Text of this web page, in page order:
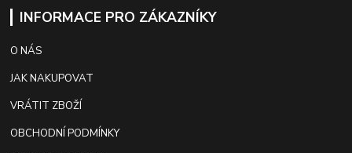
INFORMACE PRO ZÁKAZNÍKY
O NÁS
JAK NAKUPOVAT
VRÁTIT ZBOŽÍ
OBCHODNÍ PODMÍNKY